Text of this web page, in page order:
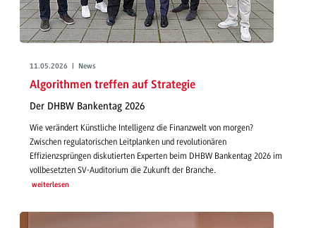
11.05.2026 | News
Algorithmen treffen auf Strategie
Der DHBW Bankentag 2026
Wie verändert Künstliche Intelligenz die Finanzwelt von morgen?
Zwischen regulatorischen Leitplanken und revolutionären
Effizienzsprüngen diskutierten Experten beim DHBW Bankentag 2026 im
vollbesetzten SV-Auditorium die Zukunft der Branche.
weiterlesen